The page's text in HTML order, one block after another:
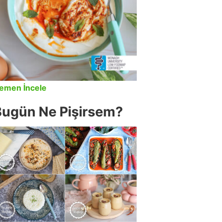
İncele
Ne Pişirsem?